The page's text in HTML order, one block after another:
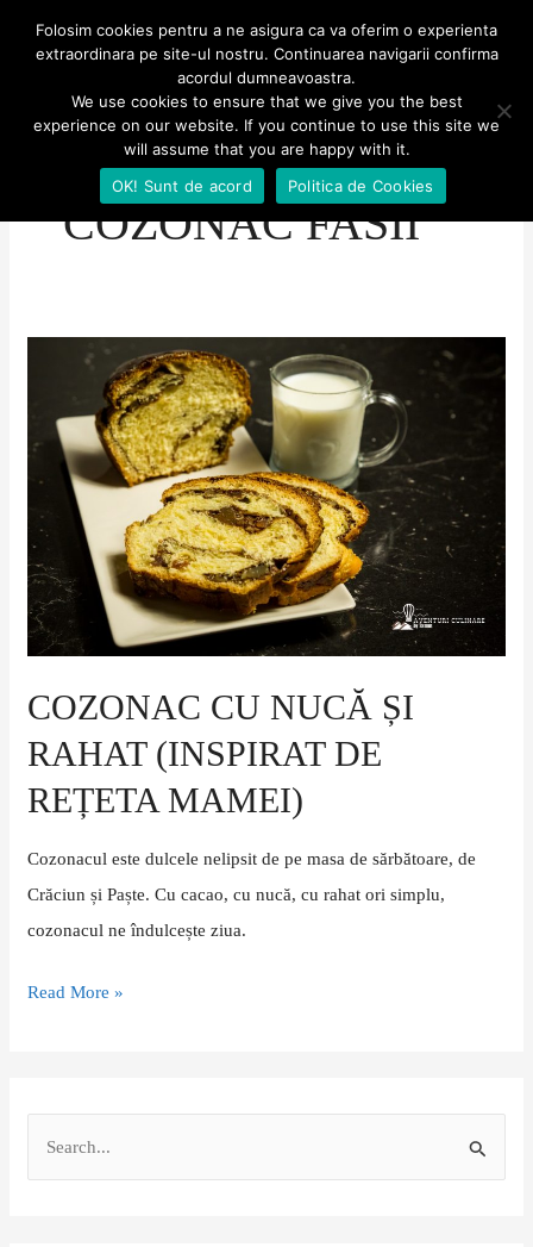
Aventuri culinare
MENU
MENU
COZONAC FASII
COZONAC CU NUCĂ ȘI
RAHAT (INSPIRAT DE
REȚETA MAMEI)
Cozonacul este dulcele nelipsit de pe masa de sărbătoare, de
Crăciun și Paște. Cu cacao, cu nucă, cu rahat ori simplu,
cozonacul ne îndulcește ziua.
Cozonac
nucă
(inspirat
de
rețeta
mamei)
Read More »
Folosim cookies pentru a ne asigura ca va oferim o experienta
extraordinara pe site-ul nostru. Continuarea navigarii confirma
acordul dumneavoastra.
We use cookies to ensure that we give you the best
experience on our website. If you continue to use this site we
will assume that you are happy with it.
OK! Sunt de acord
Politica de Cookies